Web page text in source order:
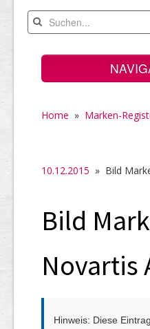
UID-
Home » Marken-
10.12.2015 » Bild
Bild
Novartis
Hinweis: Diese